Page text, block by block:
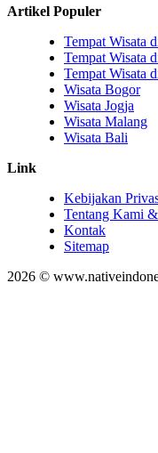
Artikel Populer
Tempat Wisata
Tempat Wisata
Tempat Wisata
Wisata Bogor
Wisata Jogja
Wisata Malang
Wisata Bali
Link
Kebijakan
Tentang Kami
Kontak
Sitemap
2026 ©